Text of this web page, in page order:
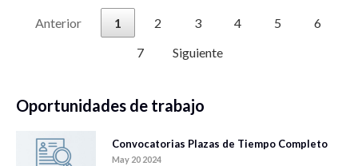
Anterior 1 2 3 4 5
6
7
Siguiente
Oportunidades de trabajo
Convocatorias Plazas de Tiempo Completo
May 20 2024